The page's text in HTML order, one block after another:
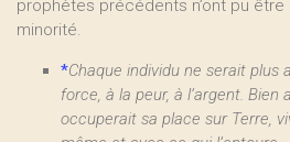
prophètes précédents n’ont pu
minorité.
*Chaque individu ne serait plus
force, à la peur, à l’argent. Bien
occuperait sa place sur Terre,